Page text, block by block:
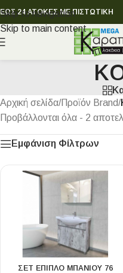
Skip to navigation
Skip to main content
ΕΩΣ 24 ΑΤΟΚΕΣ ΜΕ ΠΙΣΤΩΤΙΚΗ
Αρχική σελίδα/Προϊόν Brand/
Προβάλλονται όλα - 2
Εμφάνιση Φίλτρων
ΣΕΤ ΕΠΙΠΛΟ ΜΠΑΝΙΟΥ 76